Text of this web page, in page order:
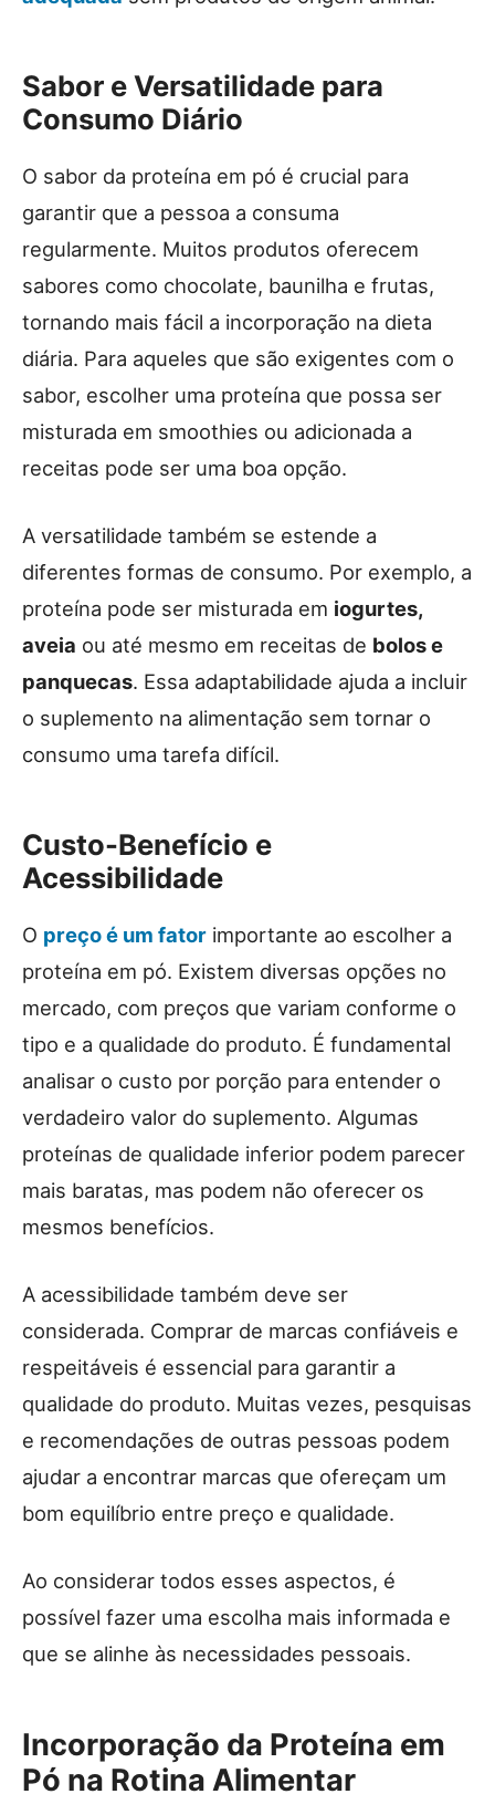
Sabor e Versatilidade para
Consumo Diário
O sabor da proteína em pó é crucial para
garantir que a pessoa a consuma
regularmente. Muitos produtos oferecem
sabores como chocolate, baunilha e frutas,
tornando mais fácil a incorporação na dieta
diária. Para aqueles que são exigentes com o
sabor, escolher uma proteína que possa ser
misturada em smoothies ou adicionada a
receitas pode ser uma boa opção.
A versatilidade também se estende a
diferentes formas de consumo. Por exemplo, a
proteína pode ser misturada em iogurtes,
aveia ou até mesmo em receitas de bolos e
panquecas. Essa adaptabilidade ajuda a incluir
o suplemento na alimentação sem tornar o
consumo uma tarefa difícil.
Custo-Benefício e
Acessibilidade
O preço é um fator importante ao escolher a
proteína em pó. Existem diversas opções no
mercado, com preços que variam conforme o
tipo e a qualidade do produto. É fundamental
analisar o custo por porção para entender o
verdadeiro valor do suplemento. Algumas
proteínas de qualidade inferior podem parecer
mais baratas, mas podem não oferecer os
mesmos benefícios.
A acessibilidade também deve ser
considerada. Comprar de marcas confiáveis e
respeitáveis é essencial para garantir a
qualidade do produto. Muitas vezes, pesquisas
e recomendações de outras pessoas podem
ajudar a encontrar marcas que ofereçam um
bom equilíbrio entre preço e qualidade.
Ao considerar todos esses aspectos, é
possível fazer uma escolha mais informada e
que se alinhe às necessidades pessoais.
Incorporação da Proteína em
Pó na Rotina Alimentar